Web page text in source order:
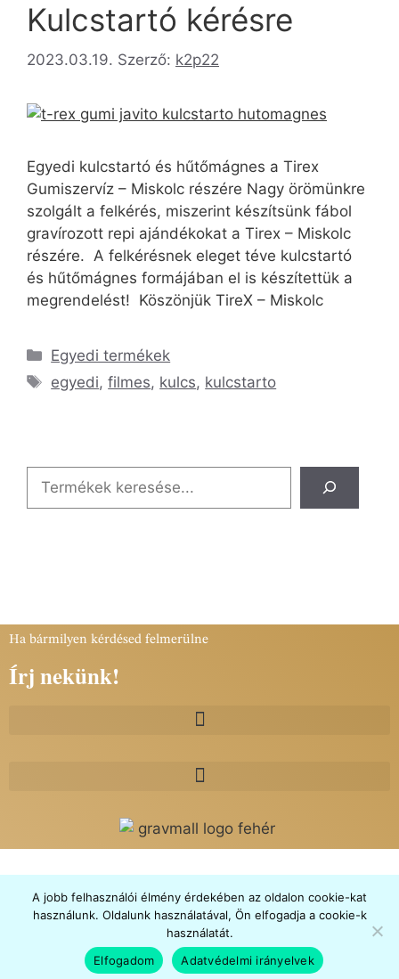
Kulcstartó kérésre
2023.03.19. Szerző: k2p22
Egyedi kulcstartó és hűtőmágnes a Tirex
Gumiszervíz – Miskolc részére Nagy örömünkre
szolgált a felkérés, miszerint készítsünk fábol
gravírozott repi ajándékokat a Tirex – Miskolc
részére. A felkérésnek eleget téve kulcstartó
és hűtőmágnes formájában el is készítettük a
megrendelést! Köszönjük TireX – Miskolc
Egyedi termékek
egyedi,filmes, kulcs, kulcstarto
Ha bármilyen kérdésed felmerülne
Írj nekünk!
A jobb felhasználói élmény érdekében az oldalon cookie-kat
használunk. Oldalunk használatával, Ön elfogadja a cookie-k
használatát.
Elfogadom
Adatvédelmi irányelvek